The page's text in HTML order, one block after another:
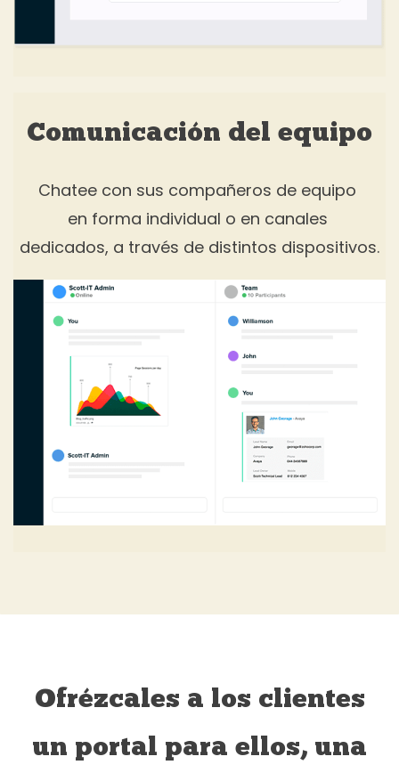
Comunicación del equipo
Chatee con sus compañeros de equipo
en forma individual o en canales
dedicados, a través de distintos dispositivos.
Ofrézcales a los clientes
un portal para ellos, una